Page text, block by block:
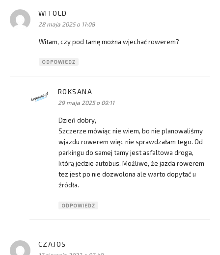
WITOLD
28 maja 2025 o 11:08
Witam, czy pod tamę można wjechać rowerem?
ODPOWIEDZ
ROKSANA
29 maja 2025 o 09:11
Dzień dobry,
Szczerze mówiąc nie wiem, bo nie planowaliśmy
wjazdu rowerem więc nie sprawdzałam tego. Od
parkingu do samej tamy jest asfaltowa droga,
którą jedzie autobus. Możliwe, że jazda rowerem
tez jest po nie dozwolona ale warto dopytać u
źródła.
ODPOWIEDZ
CZAJOS